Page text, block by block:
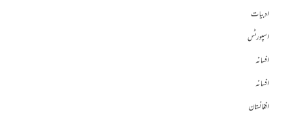
ادبیات
اسپورٹس
افسانہ
افسانہ
افغانستان